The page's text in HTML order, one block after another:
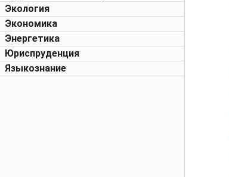
Экология
Экономика
Энергетика
Юриспруденция
Языкознание